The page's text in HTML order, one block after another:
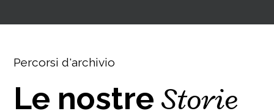
Percorsi d'archivio
Le nostre Storie